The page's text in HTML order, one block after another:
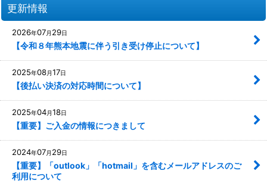
更新情報
2026年07月 29日
【令和８年熊本地震に伴う引き受け停止について】
2025年08月17日
【後払い決済の対応時間について】
2025年04月18日
【重要】ご入金の情報につきまして
2024年07月 29日
【重要】「outlook」「hotmail」を含むメールアドレスのご
利用について